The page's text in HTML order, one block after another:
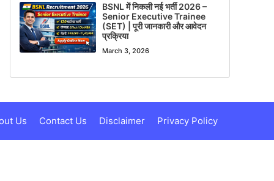
BSNL में निकली नई भर्ती 2026 –
Senior Executive Trainee
(SET) | पूरी जानकारी और आवेदन
प्रक्रिया
March 3, 2026
Us Contact Us Disclaimer Privacy Policy